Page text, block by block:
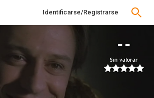
Identificarse/Registrarse
--
Sin valorar